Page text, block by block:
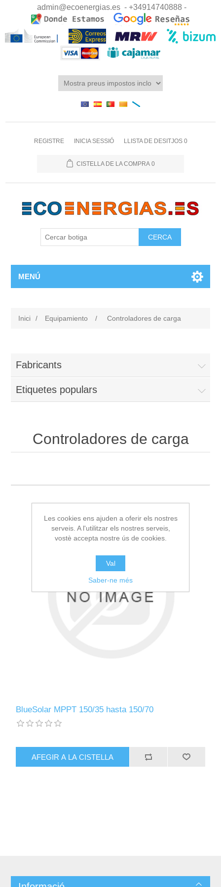
admin@ecoenergias.es - +34914740888 -
REGISTRE INICIA SESSIÓ LLISTA DE DESITJOS 0
CISTELLA DE LA COMPRA 0
MENÚ
Inici / Equipamiento / Controladores de carga
Fabricants
Etiquetes populars
Controladores de carga
BlueSolar MPPT 150/35 hasta 150/70
Les cookies ens ajuden a oferir els nostres
serveis. A l'utilitzar els nostres serveis,
vostè accepta nostre ús de cookies.
Val
Saber-ne més